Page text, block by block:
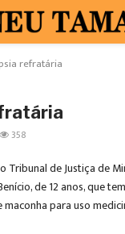
refratária
358
Tribunal de Justiça de
de 12 anos, que
para uso